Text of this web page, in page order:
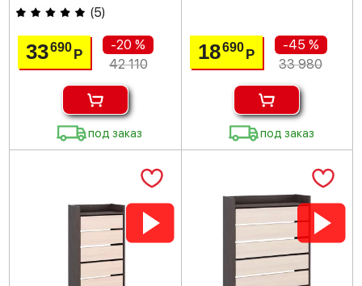
(5)
33690Р
-20 %
42 110
под заказ
18690 Р
-45 %
33 980
под заказ